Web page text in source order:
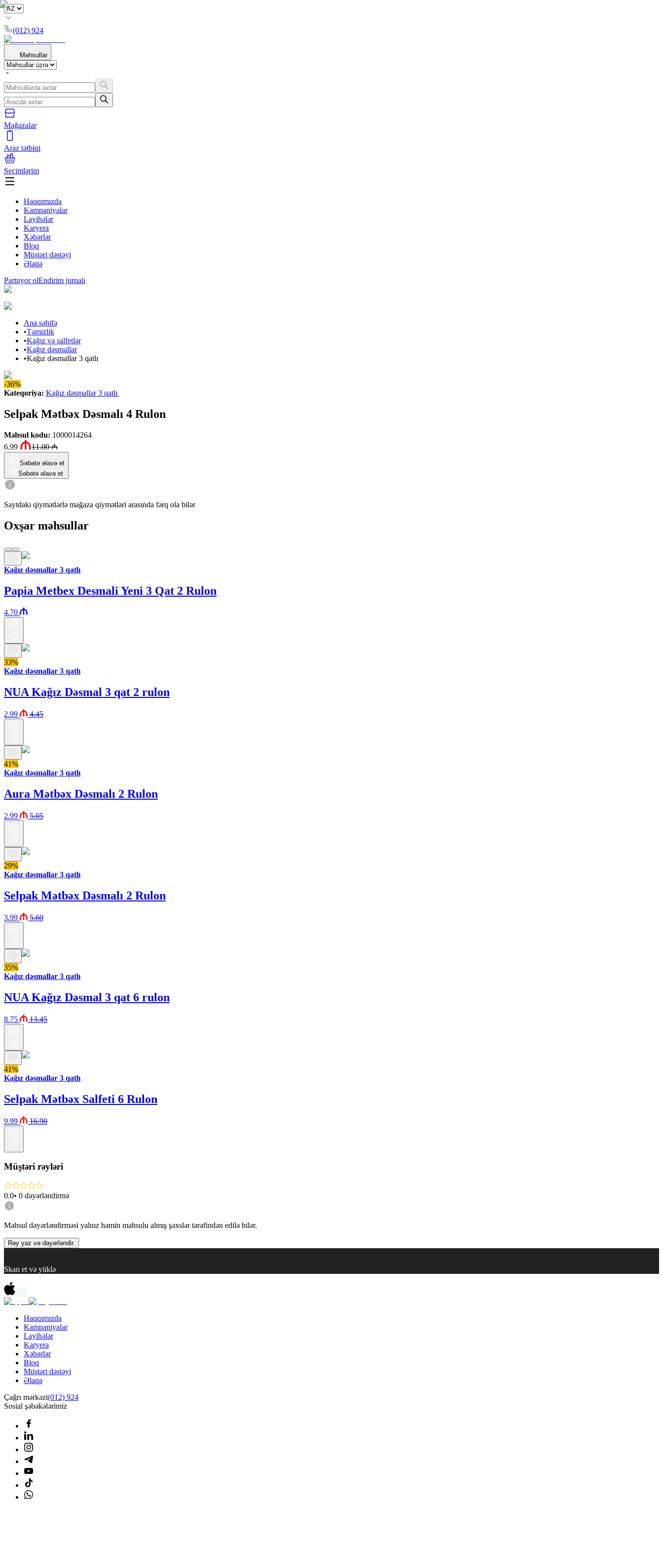
(012) 924
Məhsullar
Mağazalar
Araz tətbiqi
Seçimlərim
Haqqımızda
Kampaniyalar
Layihələr
Karyera
Xəbərlər
Bloq
Müştəri dəstəyi
Əlaqə
Partnyor olEndirim jurnalı
Ana səhifə
•Təmizlik
•Kağız və salfetlər
•Kağız dəsmallar
•Kağız dəsmallar 3 qatlı
-36%
Kateqoriya: Kağız dəsmallar 3 qatlı
Selpak Mətbəx Dəsmalı 4 Rulon
Məhsul kodu: 1000014264
6.99
11.00₼
Səbətə əlavə et
Səbətə əlavə et
Saytdakı qiymətlərlə mağaza qiymətləri arasında fərq ola bilər
Oxşar məhsullar
Kağız dəsmallar 3 qatlı
Papia Metbex Desmali Yeni 3 Qat 2 Rulon
4.70
33%
Kağız dəsmallar 3 qatlı
NUA Kağız Dəsmal 3 qat 2 rulon
2.99 4.45
41%
Kağız dəsmallar 3 qatlı
Aura Mətbəx Dəsmalı 2 Rulon
2.99 5.05
29%
Kağız dəsmallar 3 qatlı
Selpak Mətbəx Dəsmalı 2 Rulon
3.99 5.60
35%
Kağız dəsmallar 3 qatlı
NUA Kağız Dəsmal 3 qat 6 rulon
8.75 13.45
41%
Kağız dəsmallar 3 qatlı
Selpak Mətbəx Salfeti 6 Rulon
9.99 16.90
Müştəri rəyləri
0.0• 0 dəyərləndirmə
Məhsul dəyərləndirməsi yalnız həmin məhsulu almış şəxslər tərəfindən edilə bilər.
Rəy yaz və dəyərləndir.
Skan et və yüklə
Haqqımızda
Kampaniyalar
Layihələr
Karyera
Xəbərlər
Bloq
Müştəri dəstəyi
Əlaqə
Çağrı mərkəzi(012) 924
Sosial şəbəkələrimiz